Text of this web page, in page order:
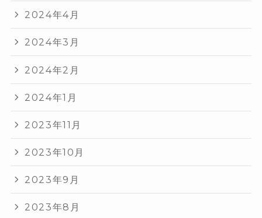
2024年4月
2024年3月
2024年2月
2024年1月
2023年11月
2023年10月
2023年9月
2023年8月